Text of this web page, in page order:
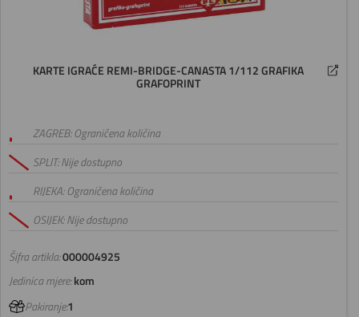
KARTE IGRAĆE REMI-BRIDGE-CANASTA 1/112 GRAFIKA
GRAFOPRINT
Šifra artikla:000004925
ZAGREB: Ograničena količina
SPLIT: Nije dostupno
RIJEKA: Ograničena količina
OSIJEK: Nije dostupno
Jedinica mjere:kom
Pakiranje:1